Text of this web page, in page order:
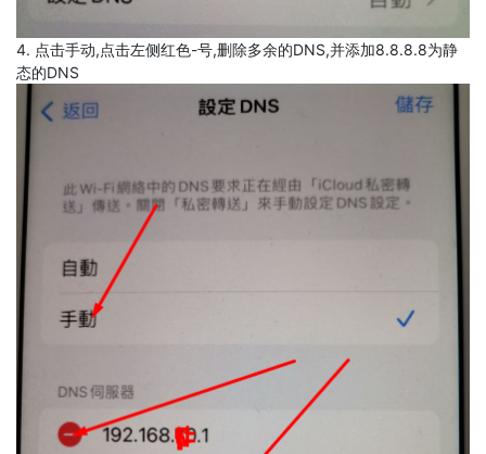
4. 点击手动,点击左侧红色-号,删除多余的DNS,并添加8.8.8.8为静
态的DNS